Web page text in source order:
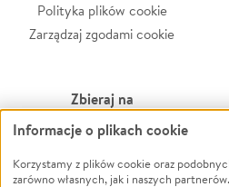
Polityka plików cookie
Zarządzaj zgodami cookie
Zbieraj na
Leczenie
Zwierzęta
Informacje o plikach cookie
Korzystamy z plików cookie oraz
zarówno własnych, jak i naszych